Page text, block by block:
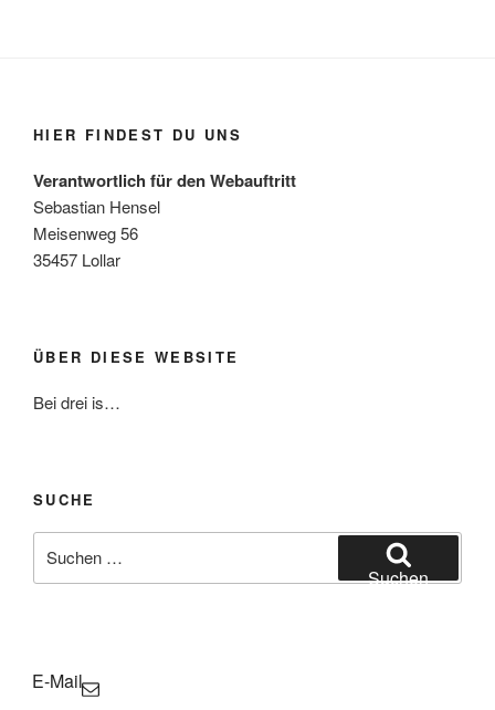
HIER FINDEST DU UNS
Verantwortlich für den Webauftritt
Sebastian Hensel
Meisenweg 56
35457 Lollar
ÜBER DIESE WEBSITE
Bei drei is…
SUCHE
nach:
Suchen
E-Mail